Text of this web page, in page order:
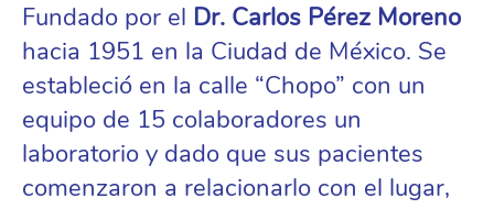
Fundado por el Dr. Carlos Pérez Moreno
hacia 1951 en la Ciudad de México. Se
estableció en la calle “Chopo” con un
equipo de 15 colaboradores un
laboratorio y dado que sus pacientes
comenzaron a relacionarlo con el lugar,